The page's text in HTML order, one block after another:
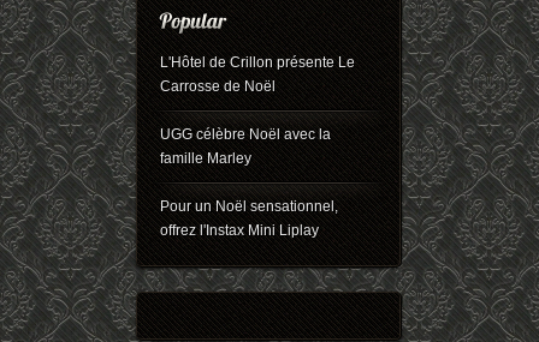
L'Hôtel de Crillon présente Le
Carrosse de Noël
UGG célèbre Noël avec la
famille Marley
Pour un Noël sensationnel,
offrez l'Instax Mini Liplay